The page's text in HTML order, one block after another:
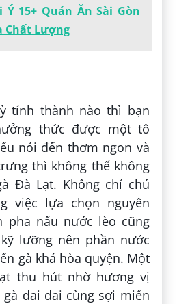
Ý 15+ Quán Ăn Sài Gòn
Chất Lượng
tỉnh thành nào thì bạn
thức được một tô
nói đến thơm ngon và
thì không thể không
Đà Lạt. Không chỉ chú
việc lựa chọn nguyên
pha nấu nước lèo cũng
lưỡng nên phần nước
gà khá hòa quyện. Một
thu hút nhờ hương vị
dai dai cùng sợi miến